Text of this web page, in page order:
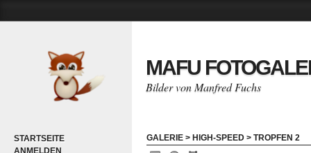
STARTSEITE
ANMELDEN
MAFU
Bilder von Manfred Fuchs
GALERIE > HIGH-SPEED > TROPFEN 2